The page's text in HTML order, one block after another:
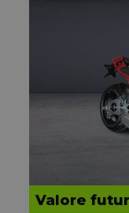
Valore